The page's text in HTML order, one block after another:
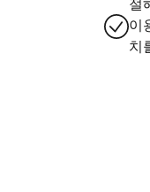
절
이
치